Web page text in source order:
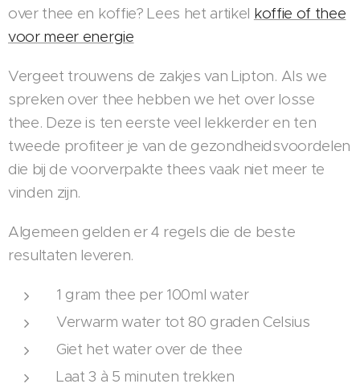
over thee en koffie? Lees het artikel koffie of thee
voor meer energie
Vergeet trouwens de zakjes van Lipton. Als we
spreken over thee hebben we het over losse
thee. Deze is ten eerste veel lekkerder en ten
tweede profiteer je van de gezondheidsvoordelen
die bij de voorverpakte thees vaak niet meer te
vinden zijn.
Algemeen gelden er 4 regels die de beste
resultaten leveren.
1 gram thee per 100ml water
Verwarm water tot 80 graden Celsius
Giet het water over de thee
Laat 3 à 5 minuten trekken